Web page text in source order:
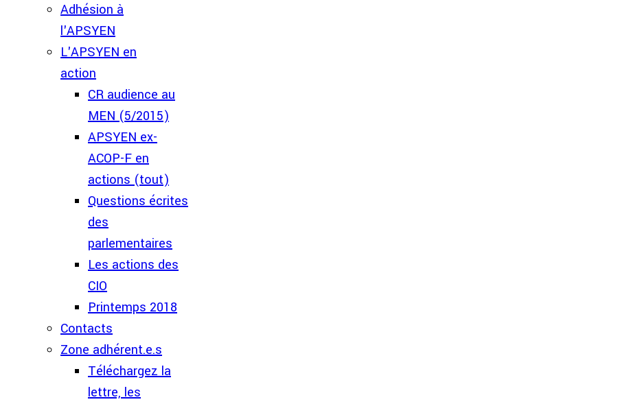
Adhésion à
l'APSYEN
L'APSYEN en
action
CR audience au
MEN (5/2015)
APSYEN ex-
ACOP-F en
actions (tout)
Questions écrites
des
parlementaires
Les actions des
CIO
Printemps 2018
Contacts
Zone adhérent.e.s
Téléchargez la
lettre, les